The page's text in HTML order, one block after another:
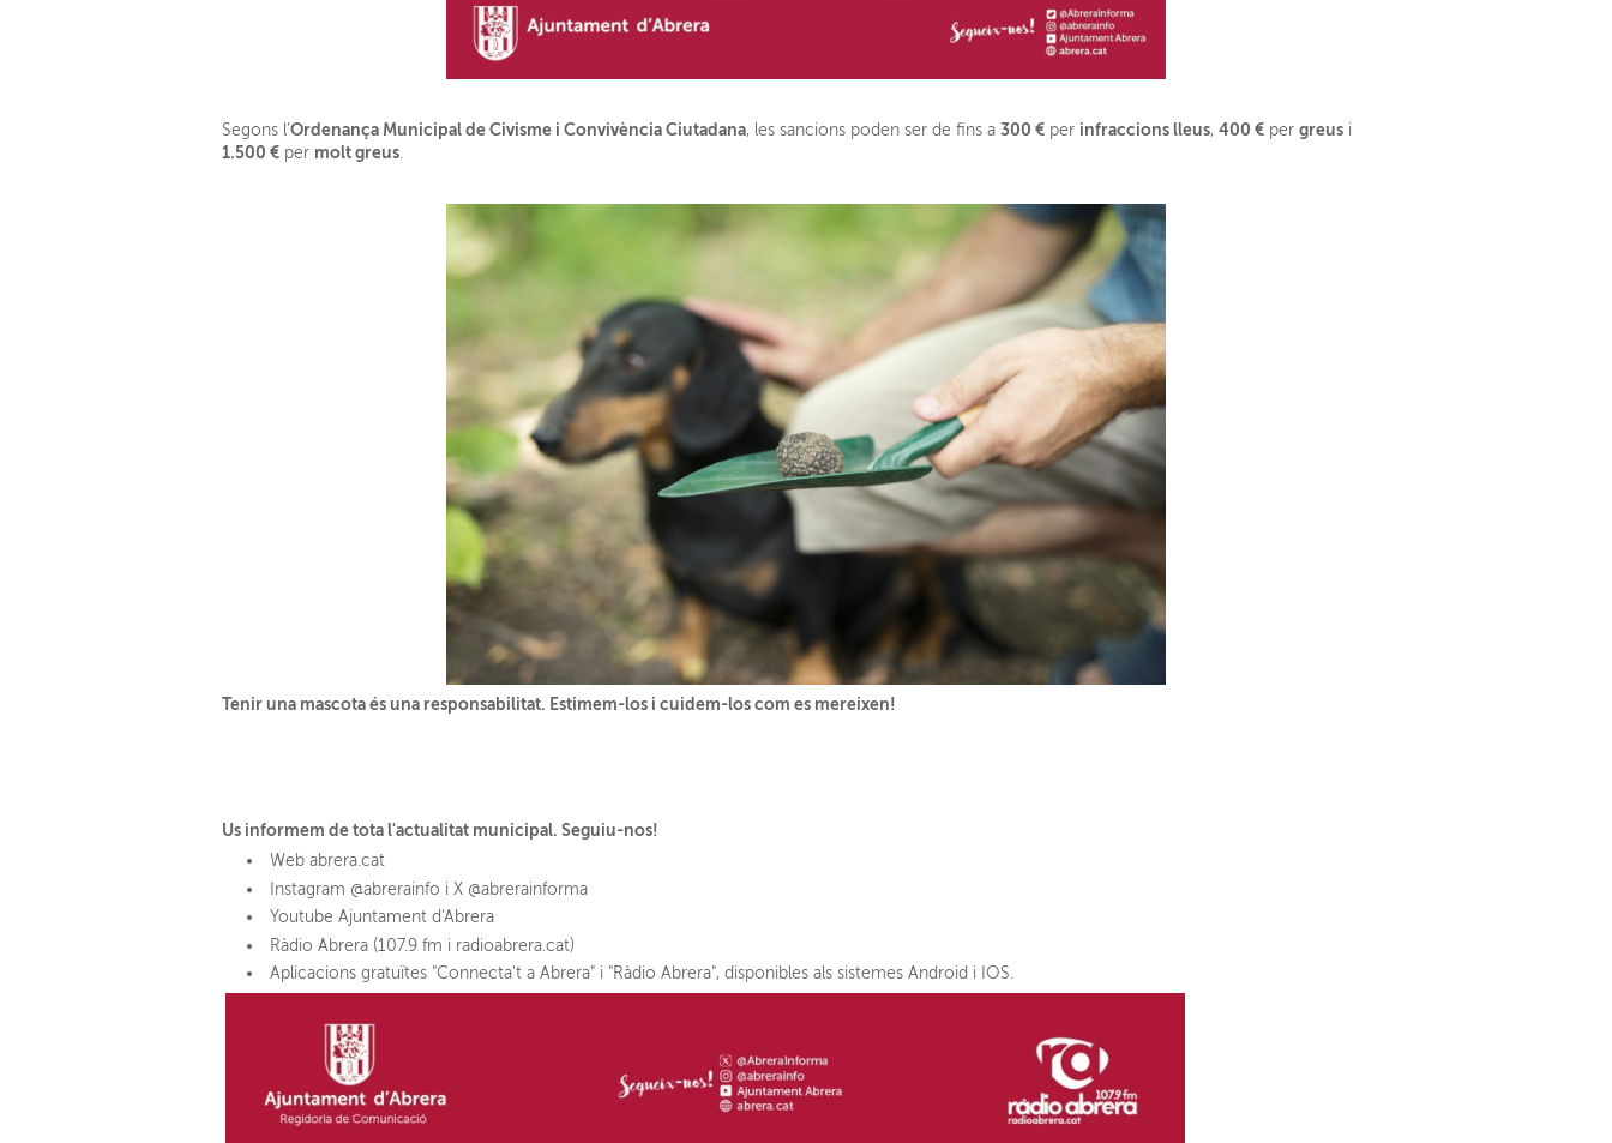
Segons l’Ordenança Municipal de Civisme i Convivència Ciutadana, les sancions poden ser de fins a 300 €per infraccions lleus, 400 €per greusi
1.500 €per molt greus.
Tenir una mascota és una responsabilitat. Estimem-los i cuidem-los com es mereixen!
Us informem de tota l'actualitat municipal. Seguiu-nos!
Web abrera.cat
Instagram @abrerainfo i X @abrerainforma
Youtube Ajuntament d'Abrera
Ràdio Abrera (107.9 fm i radioabrera.cat)
Aplicacions gratuïtes "Connecta't a Abrera" i "Ràdio Abrera", disponibles als sistemes Android i IOS.